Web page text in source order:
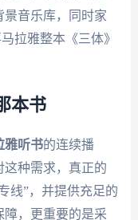
景音乐库，同时家
拉雅整本《三体》
本书
雅听书的连续播
种需求，真正的
线”，并提供充足的
，更重要的是采